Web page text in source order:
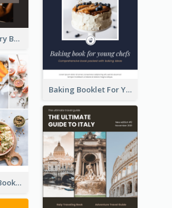
The Music Theory Booklet
Baking Booklet For Young Chefs
Healthy Eating Booklet